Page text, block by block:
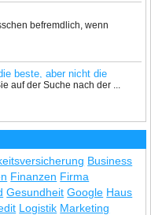
befremdlich, wenn
beste, aber nicht die
auf der Suche nach der ...
Business
Finanzen Firma
Gesundheit Google Haus
Logistik Marketing